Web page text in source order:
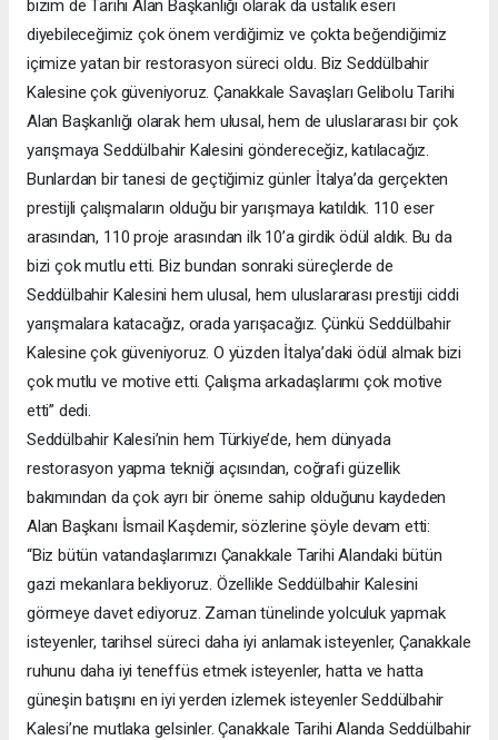
bizim de Tarihi Alan Başkanlığı olarak da ustalık eseri
diyebileceğimiz çok önem verdiğimiz ve çokta beğendiğimiz
içimize yatan bir restorasyon süreci oldu. Biz Seddülbahir
Kalesine çok güveniyoruz. Çanakkale Savaşları Gelibolu Tarihi
Alan Başkanlığı olarak hem ulusal, hem de uluslararası bir çok
yarışmaya Seddülbahir Kalesini göndereceğiz, katılacağız.
Bunlardan bir tanesi de geçtiğimiz günler İtalya’da gerçekten
prestijli çalışmaların olduğu bir yarışmaya katıldık. 110 eser
arasından, 110 proje arasından ilk 10’a girdik ödül aldık. Bu da
bizi çok mutlu etti. Biz bundan sonraki süreçlerde de
Seddülbahir Kalesini hem ulusal, hem uluslararası prestiji ciddi
yarışmalara katacağız, orada yarışacağız. Çünkü Seddülbahir
Kalesine çok güveniyoruz. O yüzden İtalya’daki ödül almak bizi
çok mutlu ve motive etti. Çalışma arkadaşlarımı çok motive
etti” dedi.
Seddülbahir Kalesi’nin hem Türkiye’de, hem dünyada
restorasyon yapma tekniği açısından, coğrafi güzellik
bakımından da çok ayrı bir öneme sahip olduğunu kaydeden
Alan Başkanı İsmail Kaşdemir, sözlerine şöyle devam etti:
“Biz bütün vatandaşlarımızı Çanakkale Tarihi Alandaki bütün
gazi mekanlara bekliyoruz. Özellikle Seddülbahir Kalesini
görmeye davet ediyoruz. Zaman tünelinde yolculuk yapmak
isteyenler, tarihsel süreci daha iyi anlamak isteyenler, Çanakkale
ruhunu daha iyi teneffüs etmek isteyenler, hatta ve hatta
güneşin batışını en iyi yerden izlemek isteyenler Seddülbahir
Kalesi’ne mutlaka gelsinler. Çanakkale Tarihi Alanda Seddülbahir